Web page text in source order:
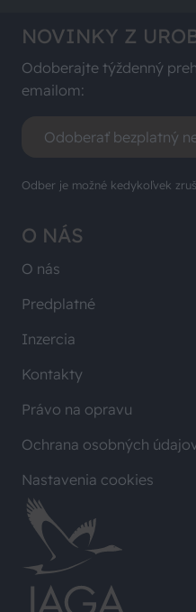
O NÁS
O nás
Predplatné
Inzercia
Kontakty
Právo na opravu
Ochrana osobných
Nastavenia cookies
NOVINKY Z
Odoberajte týždenný
emailom:
Odoberať bezplatný
Odber je možné kedykoľvek